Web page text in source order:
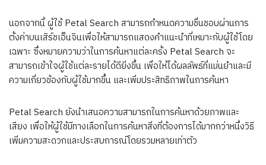
นอกจากนี้ ผู้ใช้ Petal Search สามารถกำหนดความชื่นชอบผ่านการ
ตั้งค่าบนเสิร์ชเอ็นจินเพื่อให้สามารถแสดงคำแนะนำที่เหมาะกับผู้ใช้โดย
เฉพาะ ซึ่งหมายความว่าในการค้นหาแต่ละครั้ง Petal Search จะ
สามารถเข้าใจผู้ใช้แต่ละรายได้ดียิ่งขึ้น เพื่อให้ได้ผลลัพธ์ที่แม่นยำและมี
ความเกี่ยวข้องกับผู้ใช้มากขึ้น และเพิ่มประสิทธิภาพในการค้นหา
Petal Search ยังนำเสนอความสามารถในการค้นหาด้วยภาพและ
เสียง เพื่อให้ผู้ใช้มีทางเลือกในการค้นหาสิ่งที่ต้องการได้มากกว่าหนึ่งวิธี
เพิ่มความสะดวกและประสบการณ์โดยรวมหลายเท่าตัว